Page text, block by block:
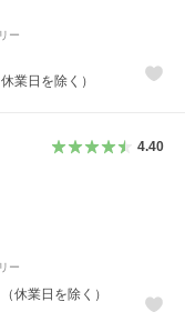
ー
業日を除く）
4.40
ー
休業日を除く）